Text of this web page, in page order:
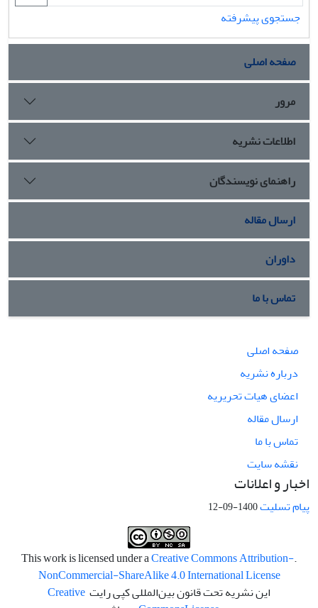
جستجوی پیشرفته
صفحه اصلی
مرور
اطلاعات نشریه
راهنمای نویسندگان
ارسال مقاله
داوران
تماس با ما
صفحه اصلی
درباره نشریه
اعضای هیات تحریریه
ارسال مقاله
تماس با ما
نقشه سایت
اخبار و اعلانات
پیام تسلیت1400-09-12
.This work is licensed under a
Creative Commons Attribution-
NonCommercial-ShareAlike 4.0 International License
این نشریه تحت قانون بین‌المللی کپی رایت Creative